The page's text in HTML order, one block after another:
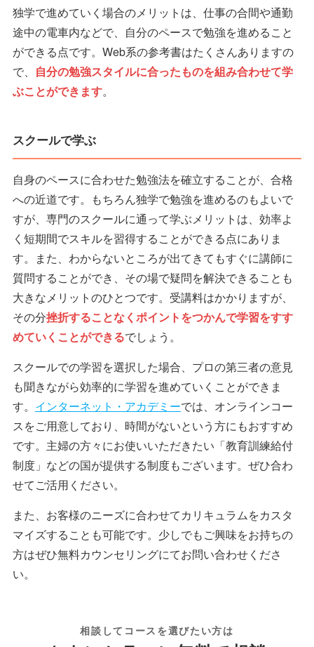
独学で進めていく場合のメリットは、仕事の合間や通勤
途中の電車内などで、自分のペースで勉強を進めること
ができる点です。Web系の参考書はたくさんありますの
で、 自分の勉強スタイルに合ったものを組み合わせて学
ぶことができます。
スクールで学ぶ
自身のペースに合わせた勉強法を確立することが、合格
への近道です。もちろん独学で勉強を進めるのもよいで
すが、専門のスクールに通って学ぶメリットは、効率よ
く短期間でスキルを習得することができる点にありま
す。また、わからないところが出てきてもすぐに講師に
質問することができ、その場で疑問を解決できることも
大きなメリットのひとつです。受講料はかかりますが、
その分挫折することなくポイントをつかんで学習をすす
めていくことができるでしょう。
スクールでの学習を選択した場合、プロの第三者の意見
も聞きながら効率的に学習を進めていくことができま
す。 インターネット・アカデミーでは、オンラインコー
スをご用意しており、時間がないという方にもおすすめ
です。主婦の方々にお使いいただきたい「教育訓練給付
制度」などの国が提供する制度もございます。ぜひ合わ
せてご活用ください。
また、お客様のニーズに合わせてカリキュラムをカスタ
マイズすることも可能です。少しでもご興味をお持ちの
方はぜひ無料カウンセリングにてお問い合わせくださ
い。
相談してコースを選びたい方は